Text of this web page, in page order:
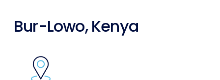
Bur-Lowo, Kenya